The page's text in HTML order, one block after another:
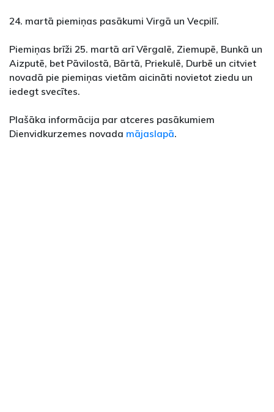
24. martā piemiņas pasākumi Virgā un Vecpilī.
Piemiņas brīži 25. martā arī Vērgalē, Ziemupē, Bunkā un
Aizputē, bet Pāvilostā, Bārtā, Priekulē, Durbē un citviet
novadā pie piemiņas vietām aicināti novietot ziedu un
iedegt svecītes.
Plašāka informācija par atceres pasākumiem
Dienvidkurzemes novada mājaslapā.